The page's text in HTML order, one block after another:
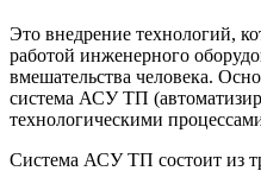
Это внедрение технологий,
работой инженерного
вмешательства человека.
система АСУ ТП
технологическими
Система АСУ ТП состоит из